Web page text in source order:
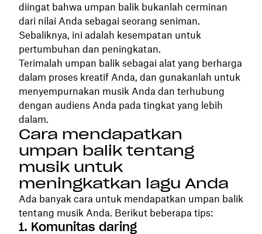
diingat bahwa umpan balik bukanlah cerminan
dari nilai Anda sebagai seorang seniman.
Sebaliknya, ini adalah kesempatan untuk
pertumbuhan dan peningkatan.
Terimalah umpan balik sebagai alat yang berharga
dalam proses kreatif Anda, dan gunakanlah untuk
menyempurnakan musik Anda dan terhubung
dengan audiens Anda pada tingkat yang lebih
dalam.
Cara mendapatkan
umpan balik tentang
musik untuk
meningkatkan lagu Anda
Ada banyak cara untuk mendapatkan umpan balik
tentang musik Anda. Berikut beberapa tips:
1. Komunitas daring